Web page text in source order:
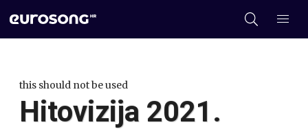
this should not be used
Hitovizija 2021.